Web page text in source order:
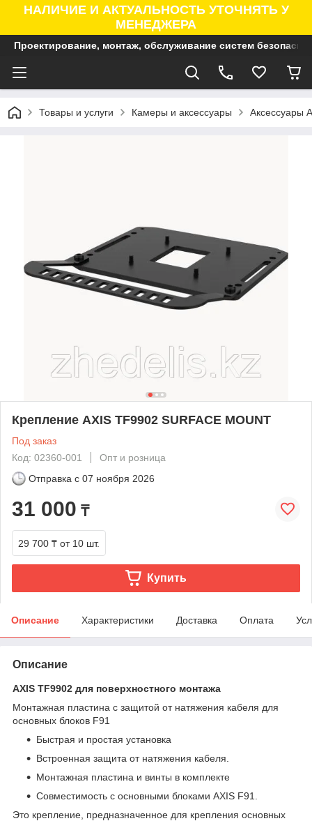
НАЛИЧИЕ И АКТУАЛЬНОСТЬ УТОЧНЯТЬ У
МЕНЕДЖЕРА
Проектирование, монтаж, обслуживание систем
Товары и услуги Камеры и аксессуары Аксессуары
Крепление AXIS TF9902 SURFACE MOUNT
Под заказ
Код: 02360-001
Опт и розница
Отправка с 07 ноября 2026
31 000 ₸
29 700 ₸ от 10 шт.
Купить
Описание Характеристики Доставка Оплата
Описание
AXIS TF9902 для поверхностного монтажа
Монтажная пластина с защитой от натяжения кабеля для
основных блоков F91
Быстрая и простая установка
Встроенная защита от натяжения кабеля.
Монтажная пластина и винты в комплекте
Совместимость с основными блоками AXIS F91.
Это крепление, предназначенное для крепления основных